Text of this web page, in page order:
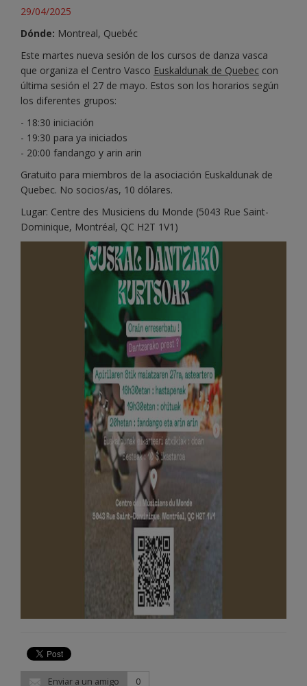
29/04/2025
Dónde: Montreal, Quebéc
Este martes nueva sesión de los cursos de danza vasca
que organiza el Centro Vasco Euskaldunak de Quebec con
última sesión el 27 de mayo. Estos son los horarios según
los diferentes grupos:
- 18:30 iniciación
- 19:30 para ya iniciados
- 20:00 fandango y arin arin
Gratuito para miembros de la asociación Euskaldunak de
Quebec. No socios/as, 10 dólares.
Lugar: Centre des Musiciens du Monde (5043 Rue Saint-
Dominique, Montréal, QC H2T 1V1)
Enviar a un amigo 0